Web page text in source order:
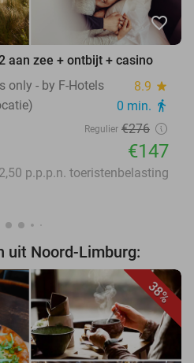
favorite_border
aan zee + ontbijt + casino
only - by F-Hotels
8.9 star
0 min. directions_walk
Regulier €276
€147
p.p.p.n. toeristenbelasting
uit Noord-Limburg:
38%